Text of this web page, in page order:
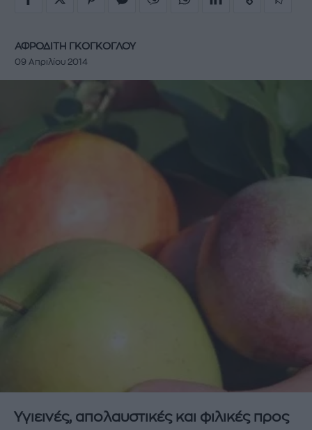
ΑΦΡΟΔΙΤΗ ΓΚΟΓΚΟΓΛΟΥ
09 Απριλίου 2014
Υγιεινές, απολαυστικές και φιλικές προς